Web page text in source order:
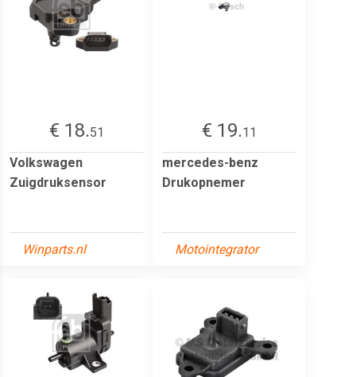
€ 18.51
Volkswagen
Zuigdruksensor
Winparts.nl
€ 19.11
mercedes-benz
Drukopnemer
Motointegrator